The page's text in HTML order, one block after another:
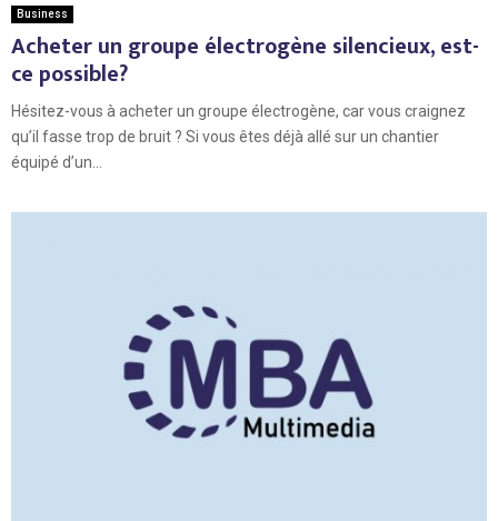
Business
Acheter un groupe électrogène silencieux, est-
ce possible?
Hésitez-vous à acheter un groupe électrogène, car vous craignez
qu’il fasse trop de bruit ? Si vous êtes déjà allé sur un chantier
équipé d’un...